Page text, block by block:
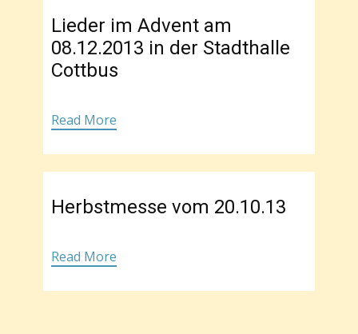
Lieder im Advent am
08.12.2013 in der Stadthalle
Cottbus
Read More
Herbstmesse vom 20.10.13
Read More